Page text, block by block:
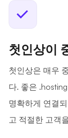
첫인상이
첫인상은 매우
다. 좋은
명확하게 연결
고 적절한 고객